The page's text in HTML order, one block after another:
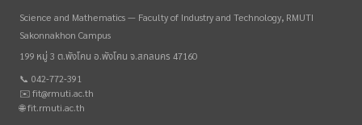
Science and Mathematics — Faculty of Industry and Technology, RMUTI
Sakonnakhon Campus
199 หมู่ 3 ต.พังโคน อ.พังโคน จ.สกลนคร 47160
📞 042-772-391
✉️ fit@rmuti.ac.th
🌐 fit.rmuti.ac.th